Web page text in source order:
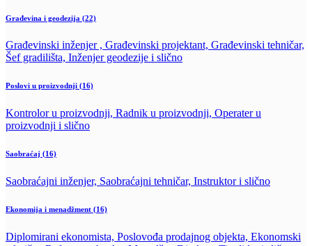
Građevina i geodezija (22)
Građevinski inženjer , Građevinski projektant, Građevinski tehničar,
Šef gradilišta, Inženjer geodezije i slično
Poslovi u proizvodnji (16)
Kontrolor u proizvodnji, Radnik u proizvodnji, Operater u
proizvodnji i slično
Saobraćaj (16)
Saobraćajni inženjer, Saobraćajni tehničar, Instruktor i slično
Ekonomija i menadžment (16)
Diplomirani ekonomista, Poslovođa prodajnog objekta, Ekonomski